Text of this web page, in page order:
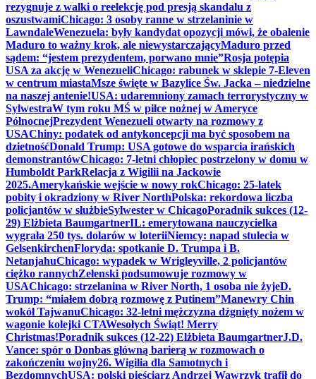
rezygnuje z walki o reelekcję pod presją skandalu z
oszustwamiChicago: 3 osoby ranne w strzelaninie w
LawndaleWenezuela: były kandydat opozycji mówi, że obalenie
Maduro to ważny krok, ale niewystarczającyMaduro przed
sądem: “jestem prezydentem, porwano mnie”Rosja potępia
USA za akcję w WenezueliChicago: rabunek w sklepie 7-Eleven
w centrum miastaMsze święte w Bazylice Św. Jacka – niedzielne
na naszej antenie!USA: udaremniony zamach terrorystyczny w
SylwestraW tym roku MŚ w piłce nożnej w Ameryce
PółnocnejPrezydent Wenezueli otwarty na rozmowy z
USAChiny: podatek od antykoncepcji ma być sposobem na
dzietnośćDonald Trump: USA gotowe do wsparcia irańskich
demonstrantówChicago: 7-letni chłopiec postrzelony w domu w
Humboldt ParkRelacja z Wigilii na Jackowie
2025.Amerykańskie wejście w nowy rokChicago: 25-latek
pobity i okradziony w River NorthPolska: rekordowa liczba
policjantów w służbieSylwester w ChicagoPoradnik sukces (12-
29) Elżbieta BaumgartnerIL: emerytowana nauczycielka
wygrała 250 tys. dolarów w loteriiNiemcy: napad stulecia w
GelsenkirchenFloryda: spotkanie D. Trumpa i B.
NetanjahuChicago: wypadek w Wrigleyville, 2 policjantów
ciężko rannychZełenski podsumowuje rozmowy w
USAChicago: strzelanina w River North, 1 osoba nie żyjeD.
Trump: “miałem dobrą rozmowę z Putinem”Manewry Chin
wokół TajwanuChicago: 32-letni mężczyzna dźgnięty nożem w
wagonie kolejki CTAWesołych Świąt! Merry
Christmas!Poradnik sukces (12-22) Elżbieta BaumgartnerJ.D.
Vance: spór o Donbas główną barierą w rozmowach o
zakończeniu wojny26. Wigilia dla Samotnych i
BezdomnychUSA: polski pięściarz Andrzej Wawrzyk trafił do